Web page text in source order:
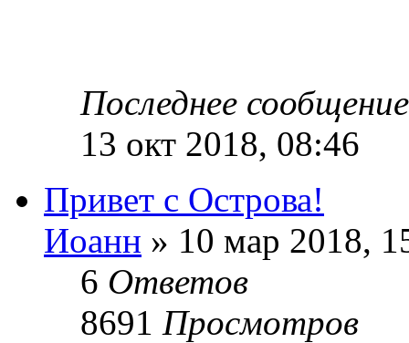
Последнее
13 окт 2018, 08:46
Привет с Острова!
Иоанн » 10 мар 2018,
6 Ответов
8691 Просмотров